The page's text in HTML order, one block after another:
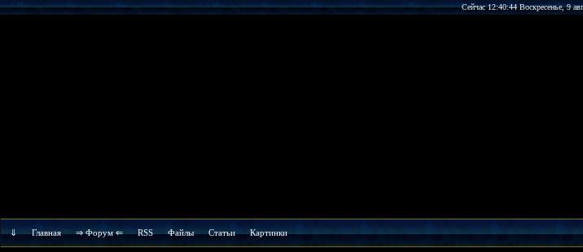
Сейчас 12:40:44 Воскресенье, 9
⇓ Главная ⇒ Форум ⇐ RSS Файлы Cтатьи Картинки